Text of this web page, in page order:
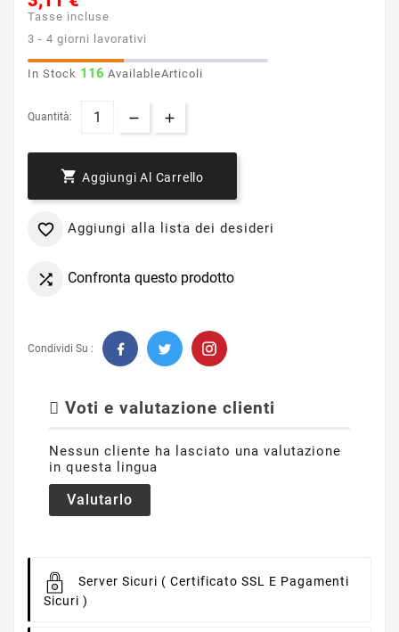
Tasse incluse
3 - 4 giorni lavorativi
In Stock 116 AvailableArticoli
Quantità:
 Aggiungi Al Carrello
 Aggiungi alla lista dei desideri
 Confronta questo prodotto
Condividi Su :
Voti e valutazione clienti
Nessun cliente ha lasciato una valutazione
in questa lingua
Valutarlo
Server Sicuri ( Certificato SSL E Pagamenti
Sicuri )